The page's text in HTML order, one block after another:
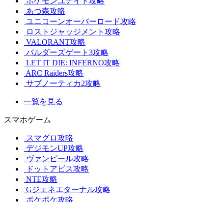
あつ森攻略
ユニコーンオーバーロード攻略
ロストジャッジメント攻略
VALORANT攻略
バルダーズゲート3攻略
LET IT DIE: INFERNO攻略
ARC Raiders攻略
サブノーティカ2攻略
一覧を見る
スマホゲーム
スマグロ攻略
デジモンUP攻略
ヴァンピール攻略
ドットアビス攻略
NTE攻略
Gジェネエターナル攻略
ポケポケ攻略